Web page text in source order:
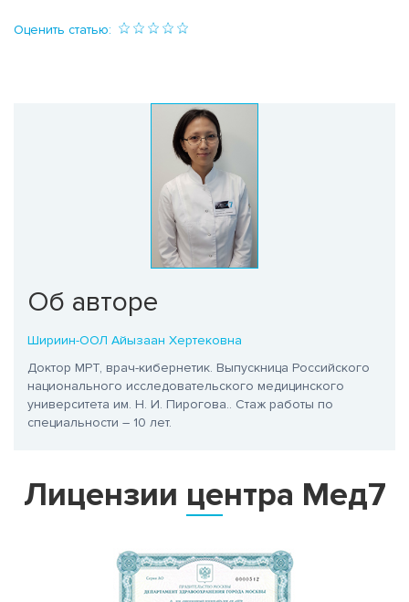
Оценить статью:
Об авторе
Шириин-ООЛ Айызаан Хертековна
Доктор МРТ, врач-кибернетик. Выпускница Российского
национального исследовательского медицинского
университета им. Н. И. Пирогова.. Стаж работы по
специальности – 10 лет.
Лицензии центра Мед7